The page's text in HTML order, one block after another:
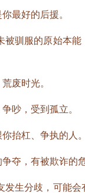
最好的后援。
驯服的原始本能
废时光。
吵，受到孤立。
抬杠、争执的人。
，有被欺诈的危
生分歧，可能会